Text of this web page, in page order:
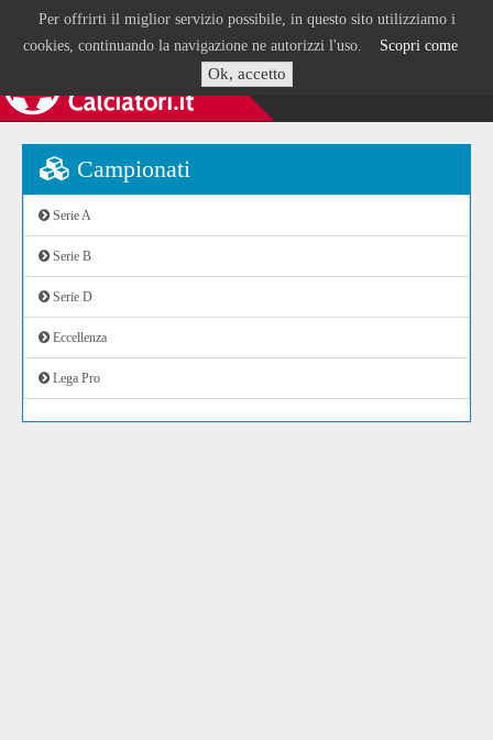
Per offrirti il miglior servizio possibile, in questo sito utilizziamo i
cookies, continuando la navigazione ne autorizzi l'uso. Scopri come
Ok, accetto
Campionati
Serie A
Serie B
Serie D
Eccellenza
Lega Pro